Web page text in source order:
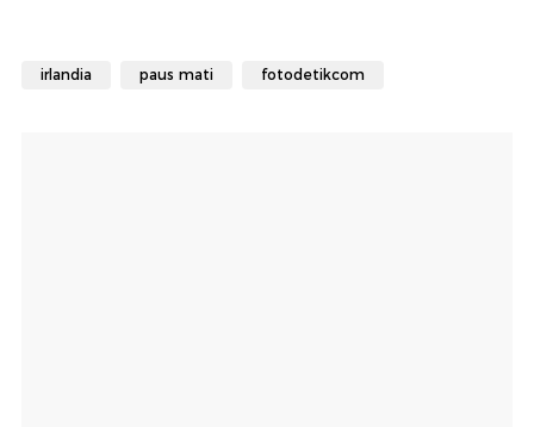
irlandia paus mati fotodetikcom